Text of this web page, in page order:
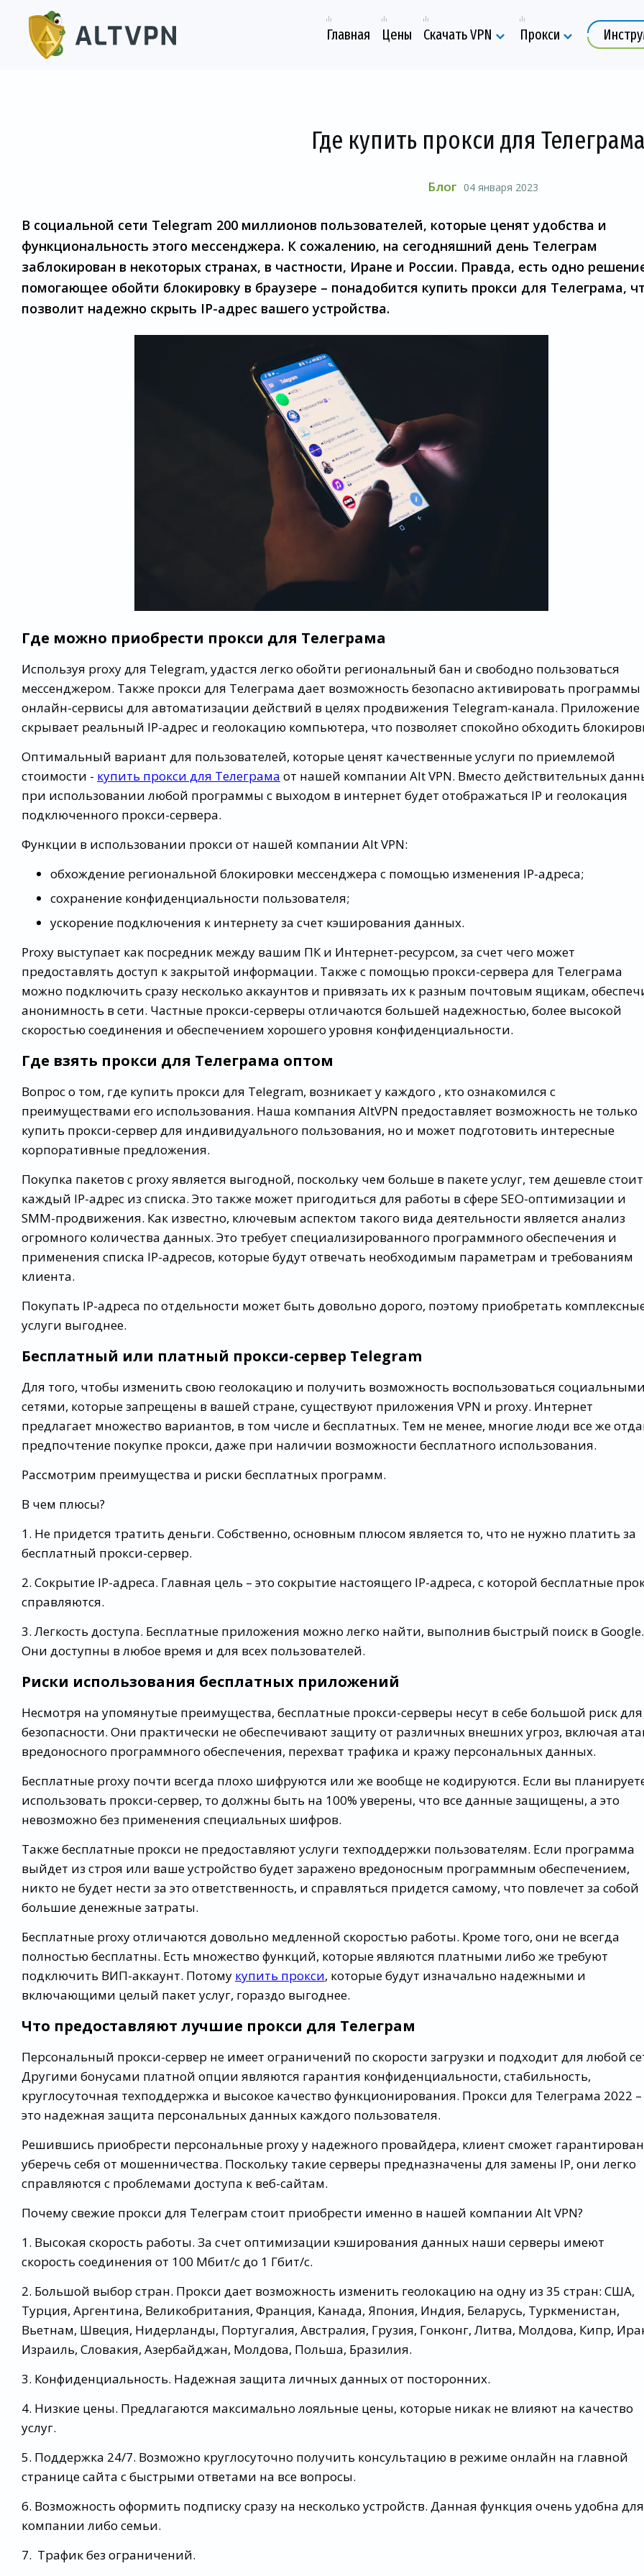
Главная Цены Скачать VPN Прокси
Где купить прокси для
Блог 04 января 2023
В социальной сети Telegram 200 миллионов пользователей, которые ценят удобства и
функциональность этого мессенджера. К сожалению, на сегодняшний день Телеграм
заблокирован в некоторых странах, в частности, Иране и России. Правда, есть одно
помогающее обойти блокировку в браузере – понадобится купить прокси для Телеграма,
позволит надежно скрыть IP-адрес вашего устройства.
Где можно приобрести прокси для Телеграма
Используя proxy для Telegram, удастся легко обойти региональный бан и свободно пользоваться
мессенджером. Также прокси для Телеграма дает возможность безопасно активировать программы
онлайн-сервисы для автоматизации действий в целях продвижения Telegram-канала. Приложение
скрывает реальный IP-адрес и геолокацию компьютера, что позволяет спокойно обходить
Оптимальный вариант для пользователей, которые ценят качественные услуги по приемлемой
стоимости - купить прокси для Телеграма от нашей компании Alt VPN. Вместо действительных
при использовании любой программы с выходом в интернет будет отображаться IP и геолокация
подключенного прокси-сервера.
Функции в использовании прокси от нашей компании Alt VPN:
обхождение региональной блокировки мессенджера с помощью изменения IP-адреса;
сохранение конфиденциальности пользователя;
ускорение подключения к интернету за счет кэширования данных.
Proxy выступает как посредник между вашим ПК и Интернет-ресурсом, за счет чего может
предоставлять доступ к закрытой информации. Также с помощью прокси-сервера для Телеграма
можно подключить сразу несколько аккаунтов и привязать их к разным почтовым ящикам,
анонимность в сети. Частные прокси-серверы отличаются большей надежностью, более высокой
скоростью соединения и обеспечением хорошего уровня конфиденциальности.
Где взять прокси для Телеграма оптом
Вопрос о том, где купить прокси для Telegram, возникает у каждого , кто ознакомился с
преимуществами его использования. Наша компания AltVPN предоставляет возможность не только
купить прокси-сервер для индивидуального пользования, но и может подготовить интересные
корпоративные предложения.
Покупка пакетов с proxy является выгодной, поскольку чем больше в пакете услуг, тем дешевле стоит
каждый IP-адрес из списка. Это также может пригодиться для работы в сфере SEO-оптимизации и
SMM-продвижения. Как известно, ключевым аспектом такого вида деятельности является анализ
огромного количества данных. Это требует специализированного программного обеспечения и
применения списка IP-адресов, которые будут отвечать необходимым параметрам и требованиям
клиента.
Покупать IP-адреса по отдельности может быть довольно дорого, поэтому приобретать
услуги выгоднее.
Бесплатный или платный прокси-сервер Telegram
Для того, чтобы изменить свою геолокацию и получить возможность воспользоваться
сетями, которые запрещены в вашей стране, существуют приложения VPN и proxy. Интернет
предлагает множество вариантов, в том числе и бесплатных. Тем не менее, многие люди все же
предпочтение покупке прокси, даже при наличии возможности бесплатного использования.
Рассмотрим преимущества и риски бесплатных программ.
В чем плюсы?
1. Не придется тратить деньги. Собственно, основным плюсом является то, что не нужно платить за
бесплатный прокси-сервер.
2. Сокрытие IP-адреса. Главная цель – это сокрытие настоящего IP-адреса, с которой бесплатные
справляются.
3. Легкость доступа. Бесплатные приложения можно легко найти, выполнив быстрый поиск в Google.
Они доступны в любое время и для всех пользователей.
Риски использования бесплатных приложений
Несмотря на упомянутые преимущества, бесплатные прокси-серверы несут в себе большой риск для
безопасности. Они практически не обеспечивают защиту от различных внешних угроз, включая
вредоносного программного обеспечения, перехват трафика и кражу персональных данных.
Бесплатные proxy почти всегда плохо шифруются или же вообще не кодируются. Если вы
использовать прокси-сервер, то должны быть на 100% уверены, что все данные защищены, а это
невозможно без применения специальных шифров.
Также бесплатные прокси не предоставляют услуги техподдержки пользователям. Если программа
выйдет из строя или ваше устройство будет заражено вредоносным программным обеспечением,
никто не будет нести за это ответственность, и справляться придется самому, что повлечет за собой
большие денежные затраты.
Бесплатные proxy отличаются довольно медленной скоростью работы. Кроме того, они не всегда
полностью бесплатны. Есть множество функций, которые являются платными либо же требуют
подключить ВИП-аккаунт. Потому купить прокси, которые будут изначально надежными и
включающими целый пакет услуг, гораздо выгоднее.
Что предоставляют лучшие прокси для Телеграм
Персональный прокси-сервер не имеет ограничений по скорости загрузки и подходит для любой
Другими бонусами платной опции являются гарантия конфиденциальности, стабильность,
круглосуточная техподдержка и высокое качество функционирования. Прокси для Телеграма 2022 –
это надежная защита персональных данных каждого пользователя.
Решившись приобрести персональные proxy у надежного провайдера, клиент сможет
уберечь себя от мошенничества. Поскольку такие серверы предназначены для замены IP, они легко
справляются с проблемами доступа к веб-сайтам.
Почему свежие прокси для Телеграм стоит приобрести именно в нашей компании Alt VPN?
1. Высокая скорость работы. За счет оптимизации кэширования данных наши серверы имеют
скорость соединения от 100 Мбит/c до 1 Гбит/c.
2. Большой выбор стран. Прокси дает возможность изменить геолокацию на одну из 35 стран: США,
Турция, Аргентина, Великобритания, Франция, Канада, Япония, Индия, Беларусь, Туркменистан,
Вьетнам, Швеция, Нидерланды, Португалия, Австралия, Грузия, Гонконг, Литва, Молдова, Кипр,
Израиль, Словакия, Азербайджан, Молдова, Польша, Бразилия.
3. Конфиденциальность. Надежная защита личных данных от посторонних.
4. Низкие цены. Предлагаются максимально лояльные цены, которые никак не влияют на качество
услуг.
5. Поддержка 24/7. Возможно круглосуточно получить консультацию в режиме онлайн на главной
странице сайта с быстрыми ответами на все вопросы.
6. Возможность оформить подписку сразу на несколько устройств. Данная функция очень удобна для
компании либо семьи.
7. Трафик без ограничений.